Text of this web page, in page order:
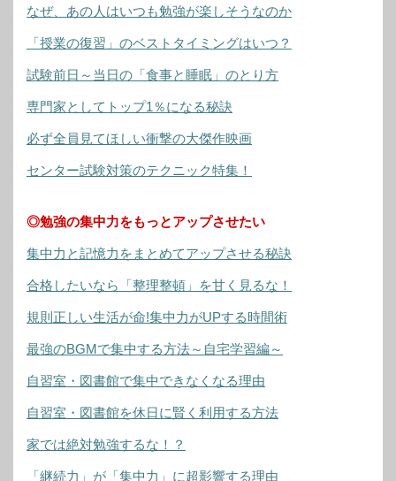
なぜ、あの人はいつも勉強が楽しそうなのか
「授業の復習」のベストタイミングはいつ？
試験前日～当日の「食事と睡眠」のとり方
専門家としてトップ1％になる秘訣
必ず全員見てほしい衝撃の大傑作映画
センター試験対策のテクニック特集！
◎勉強の集中力をもっとアップさせたい
集中力と記憶力をまとめてアップさせる秘訣
合格したいなら「整理整頓」を甘く見るな！
規則正しい生活が命!集中力がUPする時間術
最強のBGMで集中する方法～自宅学習編～
自習室・図書館で集中できなくなる理由
自習室・図書館を休日に賢く利用する方法
家では絶対勉強するな！？
「継続力」が「集中力」に超影響する理由